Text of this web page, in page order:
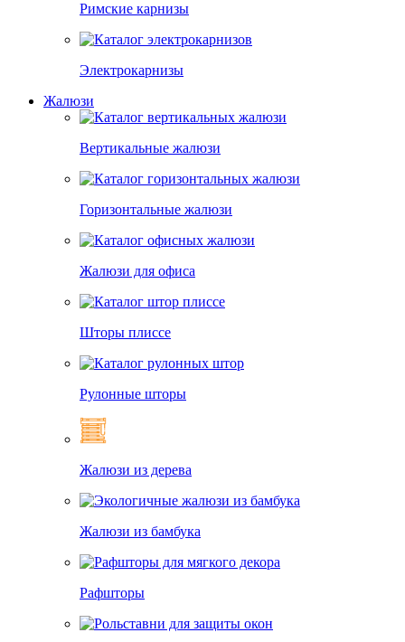
Римские карнизы
Электрокарнизы
Жалюзи
Вертикальные жалюзи
Горизонтальные жалюзи
Жалюзи для офиса
Шторы плиссе
Рулонные шторы
Жалюзи из дерева
Жалюзи из бамбука
Рафшторы